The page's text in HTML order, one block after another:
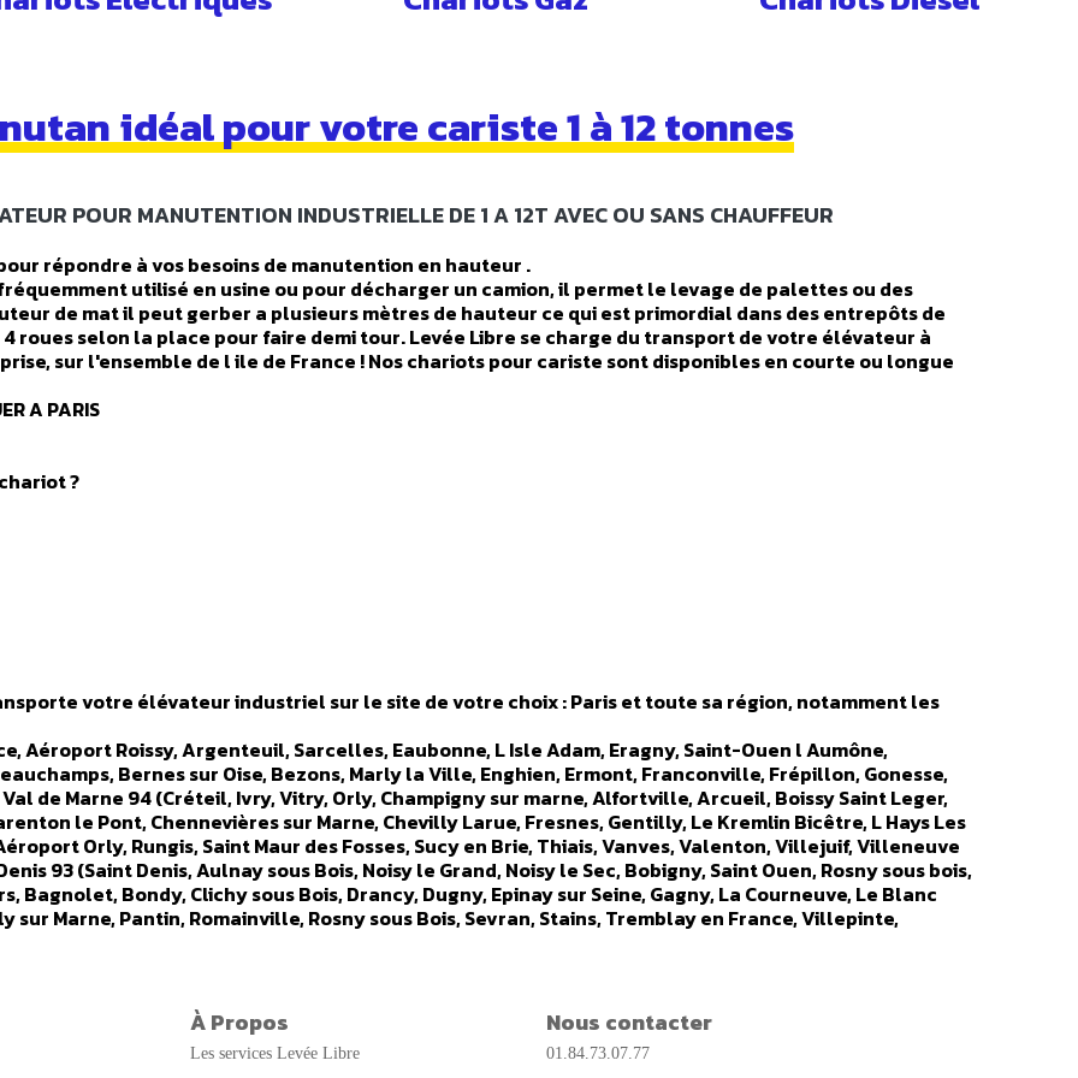
idéal pour votre cariste 1 à 12 tonnes
POUR MANUTENTION INDUSTRIELLE DE 1 A 12T AVEC OU SANS CHAUFFEUR
répondre à vos besoins de manutention en hauteur .
utilisé en usine ou pour décharger un camion, il permet le levage de palettes ou des
de mat il peut gerber a plusieurs mètres de hauteur ce qui est primordial dans des entrepôts de
roues selon la place pour faire demi tour. Levée Libre se charge du transport de votre élévateur à
sur l'ensemble de l ile de France ! Nos chariots pour cariste sont disponibles en courte ou longue
A PARIS
?
votre élévateur industriel sur le site de votre choix : Paris et toute sa région, notamment les
Aéroport Roissy, Argenteuil, Sarcelles, Eaubonne, L Isle Adam, Eragny, Saint-Ouen l Aumône,
Bernes sur Oise, Bezons, Marly la Ville, Enghien, Ermont, Franconville, Frépillon, Gonesse,
de Marne 94 (Créteil, Ivry, Vitry, Orly, Champigny sur marne, Alfortville, Arcueil, Boissy Saint Leger,
le Pont, Chennevières sur Marne, Chevilly Larue, Fresnes, Gentilly, Le Kremlin Bicêtre, L Hays Les
Orly, Rungis, Saint Maur des Fosses, Sucy en Brie, Thiais, Vanves, Valenton, Villejuif, Villeneuve
93 (Saint Denis, Aulnay sous Bois, Noisy le Grand, Noisy le Sec, Bobigny, Saint Ouen, Rosny sous bois,
Bondy, Clichy sous Bois, Drancy, Dugny, Epinay sur Seine, Gagny, La Courneuve, Le Blanc
sur Marne, Pantin, Romainville, Rosny sous Bois, Sevran, Stains, Tremblay en France, Villepinte,
Arpajon, Saint Geneviève des Bois, Corbeilles Essonne, Orsay, Les Ulis, Palaiseau, Massy,
Athis Mons, Ballainvilliers, Bievres, Bondoufle, Bretigny sur Orge, Champlan, Chilly Mazarin,
Evry, Fleury Merogis, Grigny, Itteville, Lardy, Le Plessis Paté, Lisses, Marcoussis, Morangis, Ormoy,
À Propos
Les services Levée Libre
Nous contacter
01.84.73.07.77